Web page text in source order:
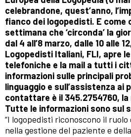
celebrandone, quest’anno,
fianco dei logopedisti. E come
settimana che ‘circonda’ la
dal 4 all’8 marzo, dalle 10 alle
Logopedisti Italiani, FLI, apre
telefoniche e la mail a tutti i
informazioni sulle principali
linguaggio e sull’assistenza ai
contattare è il 345.2754760, la
Tutte le informazioni sono sul
“I logopedisti riconoscono il
nella gestione del paziente e